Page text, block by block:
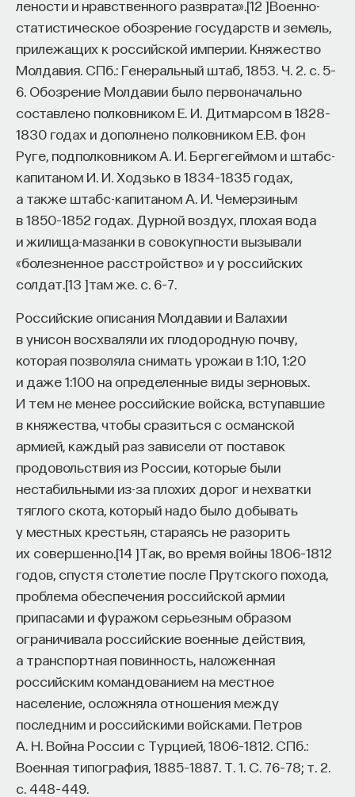
лености и нравственного разврата». [12 ]Военно-
статистическое обозрение государств и земель,
прилежащих к российской империи. Княжество
Молдавия. СПб.: Генеральный штаб, 1853. Ч. 2. с. 5–
6. Обозрение Молдавии было первоначально
составлено полковником Е. И. Дитмарсом в 1828–
1830 годах и дополнено полковником Е.В. фон
Руге, подполковником А. И. Бергегеймом и штабс-
капитаном И. И. Ходзько в 1834–1835 годах,
а также штабс-капитаном А. И. Чемерзиным
в 1850–1852 годах. Дурной воздух, плохая вода
и жилища-мазанки в совокупности вызывали
«болезненное расстройство» и у российских
солдат. [13 ]там же. с. 6–7.
Российские описания Молдавии и Валахии
в унисон восхваляли их плодородную почву,
которая позволяла снимать урожаи в 1:10, 1:20
и даже 1:100 на определенные виды зерновых.
И тем не менее российские войска, вступавшие
в княжества, чтобы сразиться с османской
армией, каждый раз зависели от поставок
продовольствия из России, которые были
нестабильными из-за плохих дорог и нехватки
тяглого скота, который надо было добывать
у местных крестьян, стараясь не разорить
их совершенно.[14 ]Так, во время войны 1806–1812
годов, спустя столетие после Прутского похода,
проблема обеспечения российской армии
припасами и фуражом серьезным образом
ограничивала российские военные действия,
а транспортная повинность, наложенная
российским командованием на местное
население, осложняла отношения между
последним и российскими войсками. Петров
А. Н. Война России с Турцией, 1806–1812. СПб.:
Военная типография, 1885–1887. Т. 1. С. 76–78; т. 2.
с. 448–449.